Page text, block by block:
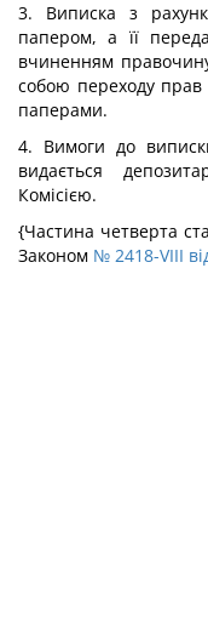
3. Виписка з
папером, а її
вчиненням
собою переходу
паперами.
4. Вимоги до
видається
Комісією.
{Частина четверта
Законом № 2418-VIII